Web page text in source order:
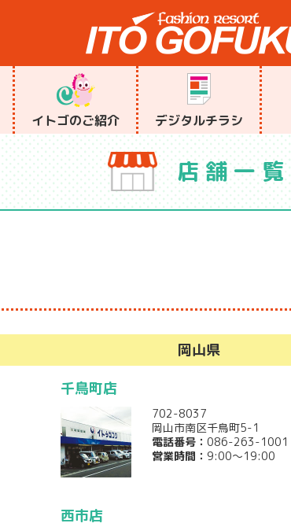
イトゴのご紹介 デジタルチラシ
店舗一覧
岡山県
千鳥町店
702-8037
岡山市南区千鳥町5-1
電話番号： 086-263-1001
営業時間： 9:00～19:00
西市店